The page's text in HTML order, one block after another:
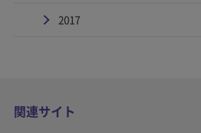
2017
関連サイト